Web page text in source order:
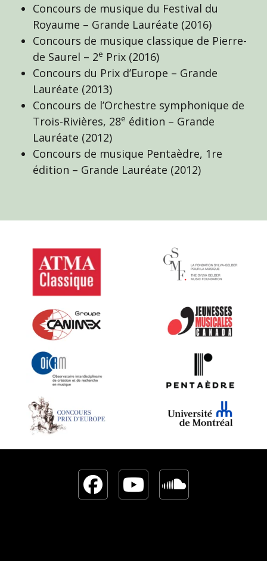
Concours de musique du Festival du
Royaume – Grande Lauréate (2016)
Concours de musique classique de Pierre-
de Saurel – 2e Prix (2016)
Concours du Prix d’Europe – Grande
Lauréate (2013)
Concours de l’Orchestre symphonique de
Trois-Rivières, 28e édition – Grande
Lauréate (2012)
Concours de musique Pentaèdre, 1re
édition – Grande Lauréate (2012)
Facebook
YouTube